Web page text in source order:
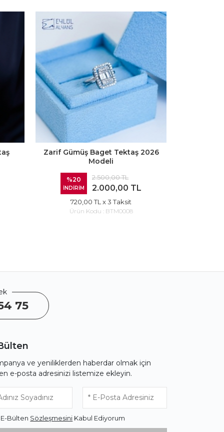
Zarif Gümüş Baget Tektaş 2026
Modeli
%20
İNDİRİM
2.500,00 TL
2.000,00 TL
720,00 TL x 3 Taksit
Ürün Kodu : BTM0008
75
ve yeniliklerden haberdar olmak için
e-posta adresinizi listemize ekleyin.
E-Bülten Sözleşmesini Kabul Ediyorum